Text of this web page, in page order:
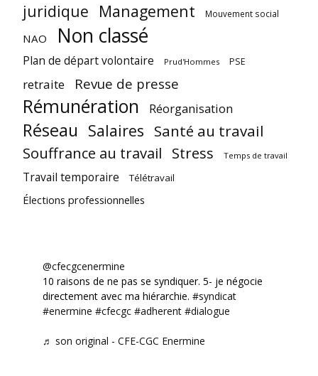
juridique Management Mouvement social
NAO Non classé
Plan de départ volontaire Prud'Hommes PSE
retraite Revue de presse
Rémunération Réorganisation
Réseau Salaires Santé au travail
Souffrance au travail Stress Temps de travail
Travail temporaire Télétravail
Élections professionnelles
@cfecgcenermine
10 raisons de ne pas se syndiquer. 5- je négocie
directement avec ma hiérarchie. #syndicat
#enermine #cfecgc #adherent #dialogue
♬ son original - CFE-CGC Enermine